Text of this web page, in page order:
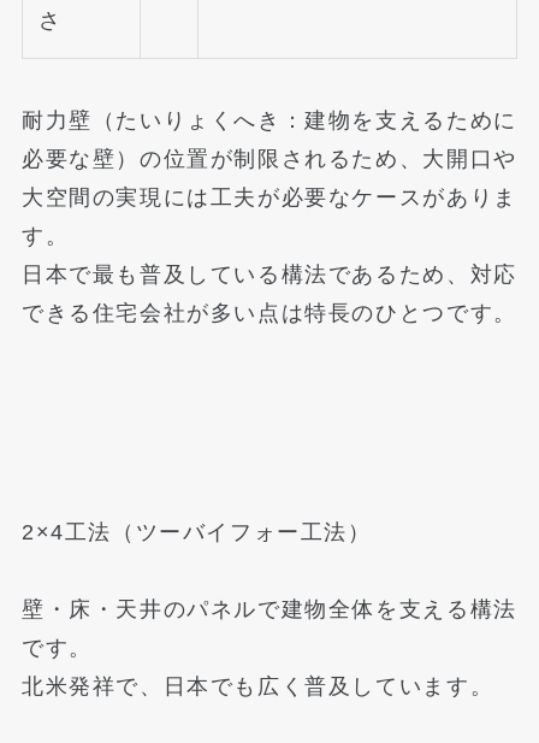
さ
耐力壁（たいりょくへき：建物を支えるために
必要な壁）の位置が制限されるため、大開口や
大空間の実現には工夫が必要なケースがありま
す。
日本で最も普及している構法であるため、対応
できる住宅会社が多い点は特長のひとつです。
2×4工法（ツーバイフォー工法）
壁・床・天井のパネルで建物全体を支える構法
です。
北米発祥で、日本でも広く普及しています。